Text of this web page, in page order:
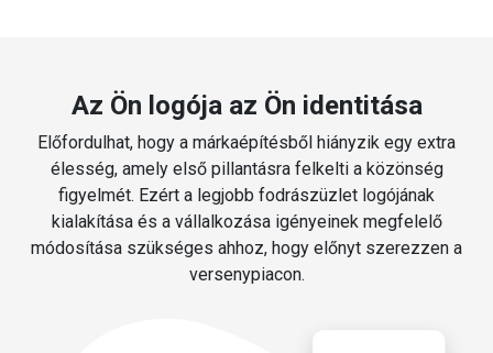
Az Ön logója az Ön identitása
Előfordulhat, hogy a márkaépítésből hiányzik egy extra
élesség, amely első pillantásra felkelti a közönség
figyelmét. Ezért a legjobb fodrászüzlet logójának
kialakítása és a vállalkozása igényeinek megfelelő
módosítása szükséges ahhoz, hogy előnyt szerezzen a
versenypiacon.